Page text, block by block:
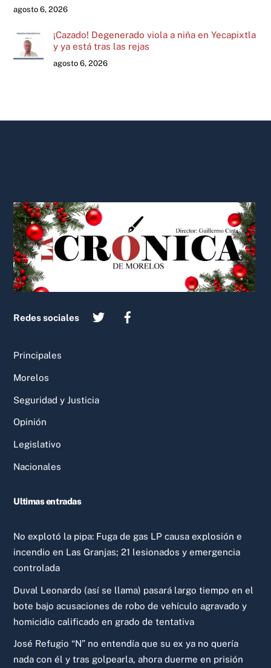
agosto 6, 2026
¡Cazado! Degenerado viola a niña en Yecapixtla
y ya está tras las rejas
agosto 6, 2026
To
Top
Redes sociales
Principales
Morelos
Seguridad y Justicia
Opinión
Legislativo
Nacionales
Ultimas entradas
No explotó la pipa: Fuga de gas LP causa explosión e
incendio en Las Granjas; 21 lesionados y emergencia
controlada
Duval Leonardo (así se llama) pasará largo tiempo en el
bote bajo acusaciones de robo de vehículo agravado y
homicidio calificado en grado de tentativa
José Refugio “N” no entendía que su ex ya no quería
nada con él y tras golpearla, ahora duerme en prisión